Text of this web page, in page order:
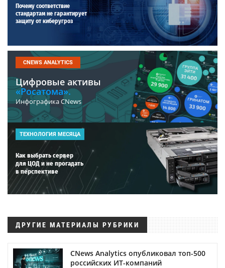
Почему соответствие
стандартам не гарантирует
защиту от киберугроз
CNEWS ANALYTICS
Цифровые активы
«Росатома».
Инфографика CNews
ТЕХНОЛОГИЯ МЕСЯЦА
Как выбрать сервер
для ЦОД и не прогадать
в перспективе
ДРУГИЕ МАТЕРИАЛЫ РУБРИКИ
CNews Analytics опубликовал топ-500
российских ИТ-компаний